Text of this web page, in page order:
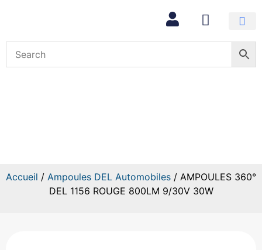
Accueil / Ampoules DEL Automobiles / AMPOULES 360°
DEL 1156 ROUGE 800LM 9/30V 30W